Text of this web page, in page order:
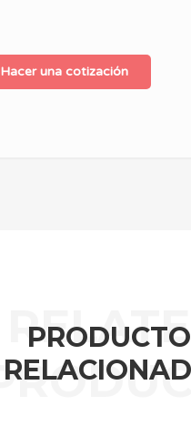
Hacer una cotización